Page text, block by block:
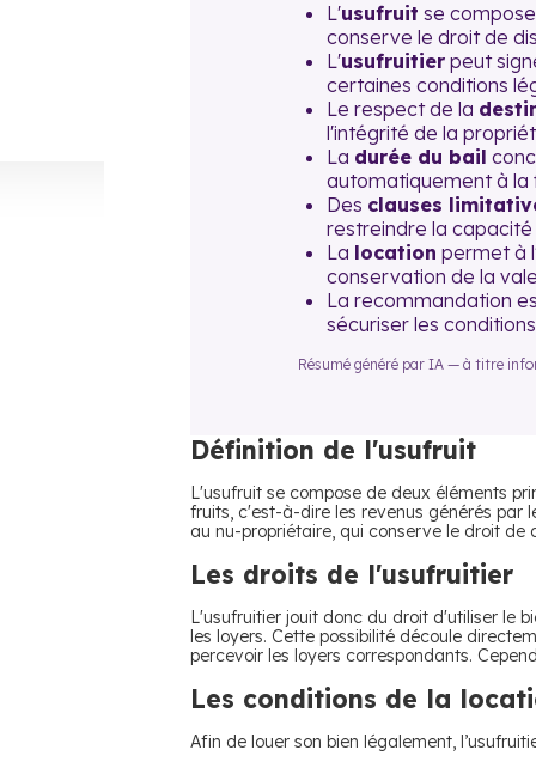
L'usufruit se
conserve le droit de
L'usufruitier peut
certaines conditions
Le respect de la
l'intégrité de la
La durée du bail
automatiquement à la
Des clauses
restreindre la capacité
La location permet à
conservation de la
La recommandation
sécuriser les
Résumé généré par IA — à titre
Définition de l'usufruit
L'usufruit se compose de deux éléments
fruits, c'est-à-dire les revenus générés par
au nu-propriétaire, qui conserve le droit de
Les droits de l'usufruitier
L'usufruitier jouit donc du droit d'utiliser le
les loyers. Cette possibilité découle
percevoir les loyers correspondants.
Les conditions de la
Afin de louer son bien légalement,